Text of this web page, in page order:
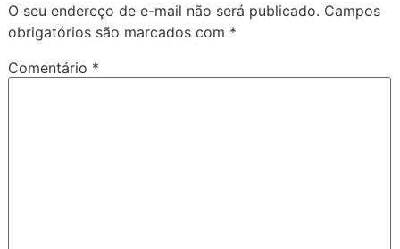
O seu endereço de e-mail não será publicado. Campos
obrigatórios são marcados com *
Comentário *